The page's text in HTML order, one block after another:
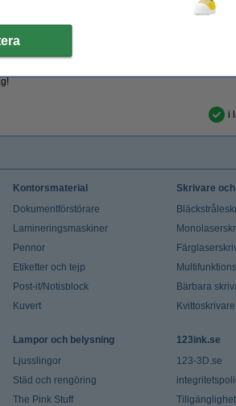
i
Kontorsmaterial
Dokumentförstörare
Lamineringsmaskiner
Pennor
Etiketter och tejp
Post-it/Notisblock
Kuvert
Skrivare
Bärbara
Kvittoskrivare
Lampor och belysning
Ljusslingor
Städ och rengöring
The Pink Stuff
123ink.se
123-3D.se
Tillgänglighet